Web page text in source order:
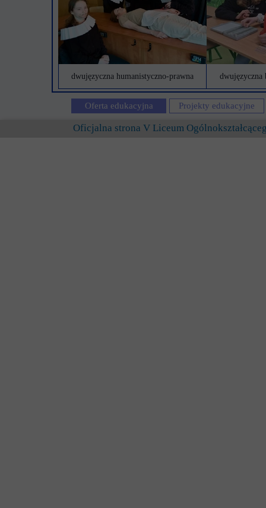
dwujęzyczna
dwujęzyczna humanistyczno-prawna
Projekty edukacyjne
Oferta edukacyjna
Oficjalna strona V Liceum